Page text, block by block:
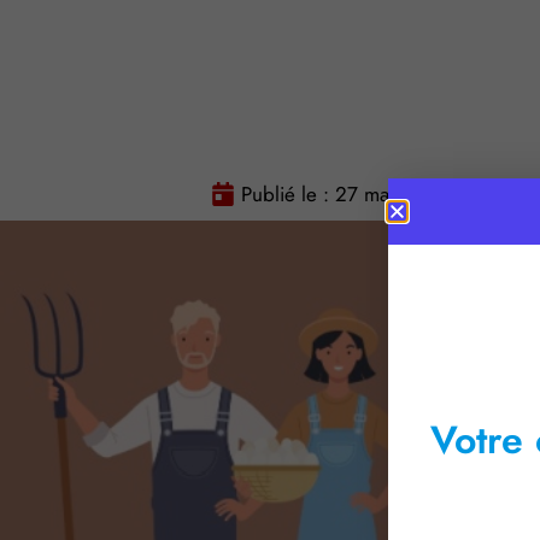
Publié le : 27 mai 2026
Votre